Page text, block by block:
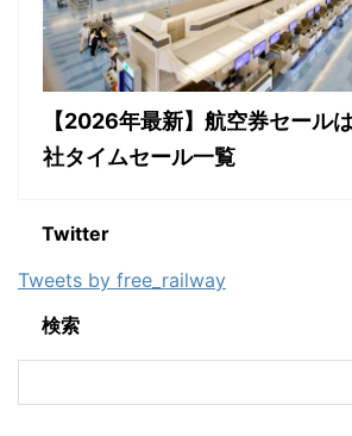
【2026年最新】航空券セール
社タイムセール一覧
Twitter
Tweets by free_railway
検索